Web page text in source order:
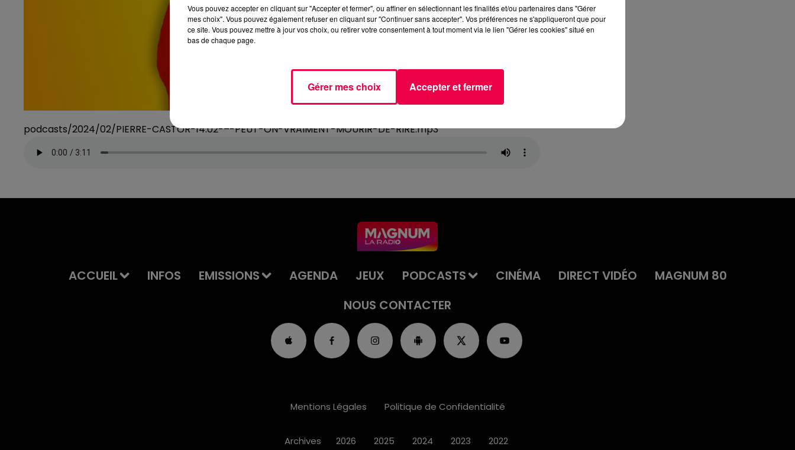
podcasts/2024/02/PIERRE-CASTOR-14.02-–-PEUT-ON-VRAIMENT-MOURIR-DE-RIRE.mp3
ACCUEIL INFOS EMISSIONS AGENDA JEUX PODCASTS CINÉMA DIRECT VIDÉO
MAGNUM 80
NOUS CONTACTER
Mentions Légales Politique de Confidentialité
Archives 2026 2025 2024 2023 2022
Vous pouvez accepter en cliquant sur "Accepter et fermer", ou affiner en sélectionnant les finalités et/ou partenaires dans "Gérer
mes choix". Vous pouvez également refuser en cliquant sur "Continuer sans accepter". Vos préférences ne s'appliqueront que pour
ce site. Vous pouvez mettre à jour vos choix, ou retirer votre consentement à tout moment via le lien "Gérer les cookies" situé en
bas de chaque page.
Gérer mes choix Accepter et fermer